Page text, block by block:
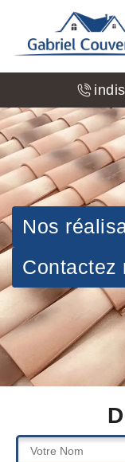
Nos
Contactez